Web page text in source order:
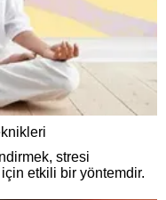
stresi
etkili bir yöntemdir.